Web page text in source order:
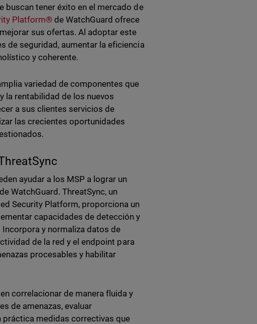
buscan tener éxito en el mercado de
Platform® de WatchGuard ofrece
sus ofertas. Al adoptar este
de seguridad, aumentar la eficiencia
y coherente.
variedad de componentes que
la rentabilidad de los nuevos
a sus clientes servicios de
las crecientes oportunidades
ayudar a los MSP a lograr un
WatchGuard. ThreatSync, un
Security Platform, proporciona un
capacidades de detección y
y normaliza datos de
de la red y el endpoint para
procesables y habilitar
correlacionar de manera fluida y
de amenazas, evaluar
medidas correctivas que